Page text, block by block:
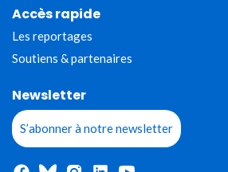
Accès rapide
Les reportages
Soutiens & partenaires
Newsletter
S’abonner à notre newsletter